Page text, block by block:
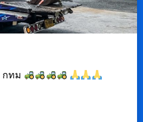
กทม